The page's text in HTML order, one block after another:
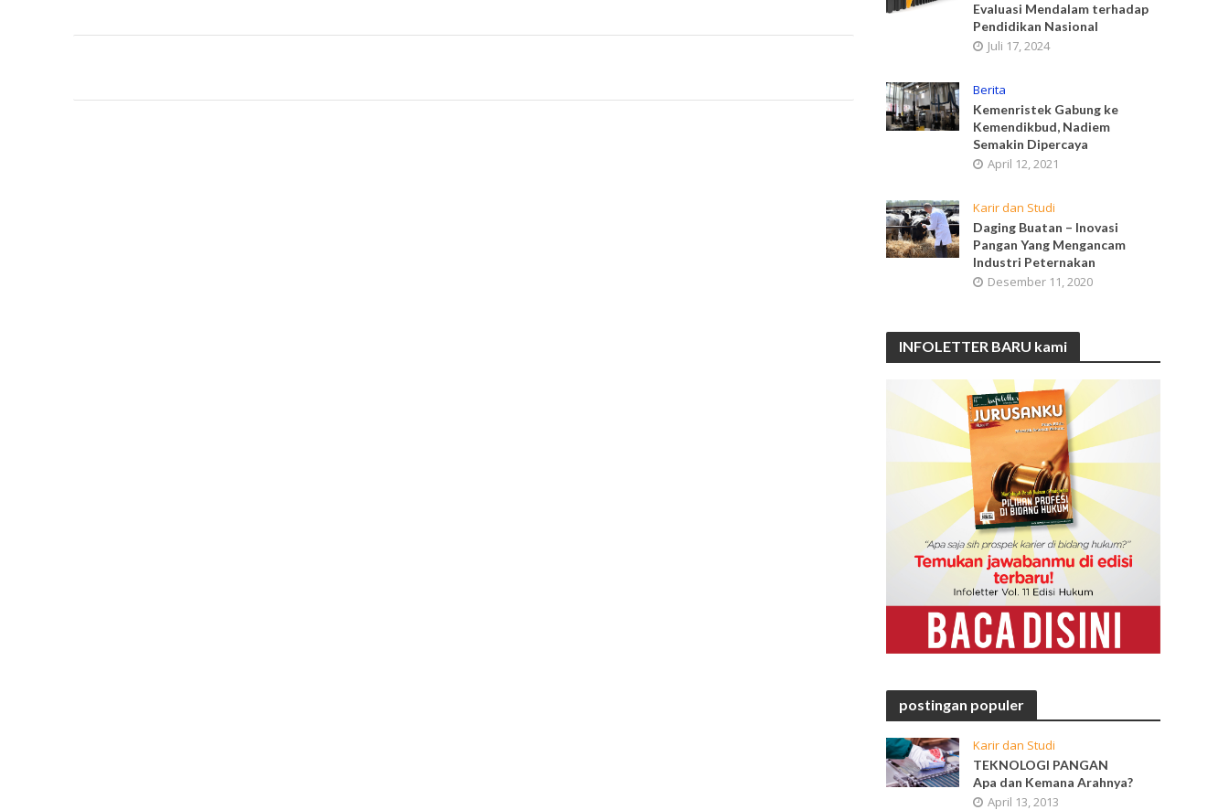
Evaluasi Mendalam terhadap
Pendidikan Nasional
Juli 17, 2024
Berita
Kemenristek Gabung ke
Kemendikbud, Nadiem
Semakin Dipercaya
April 12, 2021
Karir dan Studi
Daging Buatan – Inovasi
Pangan Yang Mengancam
Industri Peternakan
Desember 11, 2020
INFOLETTER BARU kami
postingan populer
Karir dan Studi
TEKNOLOGI PANGAN
Apa dan Kemana Arahnya?
April 13, 2013